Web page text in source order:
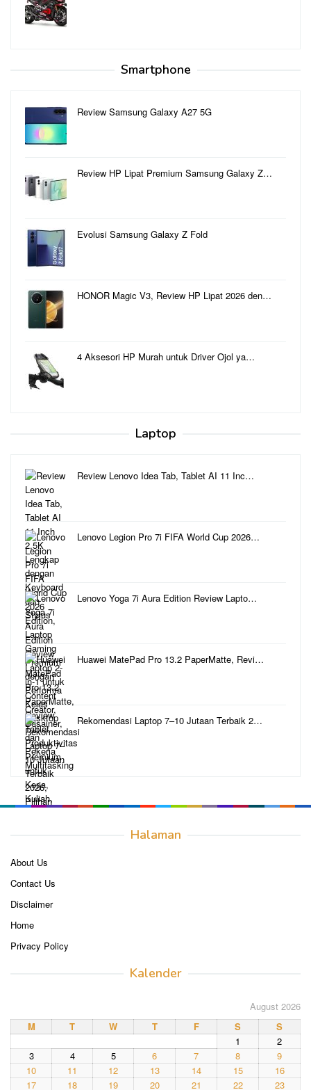
Smartphone
Review Samsung Galaxy A27 5G
Review HP Lipat Premium Samsung Galaxy Z…
Evolusi Samsung Galaxy Z Fold
HONOR Magic V3, Review HP Lipat 2026 den…
4 Aksesori HP Murah untuk Driver Ojol ya…
Laptop
Review Lenovo Idea Tab, Tablet AI 11 Inc…
Lenovo Legion Pro 7i FIFA World Cup 2026…
Lenovo Yoga 7i Aura Edition Review Lapto…
Huawei MatePad Pro 13.2 PaperMatte, Revi…
Rekomendasi Laptop 7–10 Jutaan Terbaik 2…
Halaman
About Us
Contact Us
Disclaimer
Home
Privacy Policy
Kalender
August 2026
M
T W T F S
S
1
2
3
4 5 6 7 8
9
10
11 12 13 14 15
16
17
18 19 20 21 22 23